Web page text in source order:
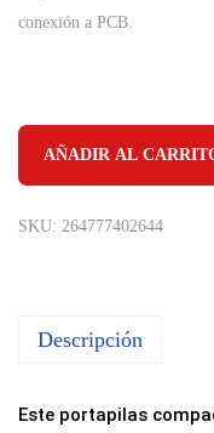
conexión a PCB.
AÑADIR AL
SKU: 264777402644
Descripción
Este portapilas